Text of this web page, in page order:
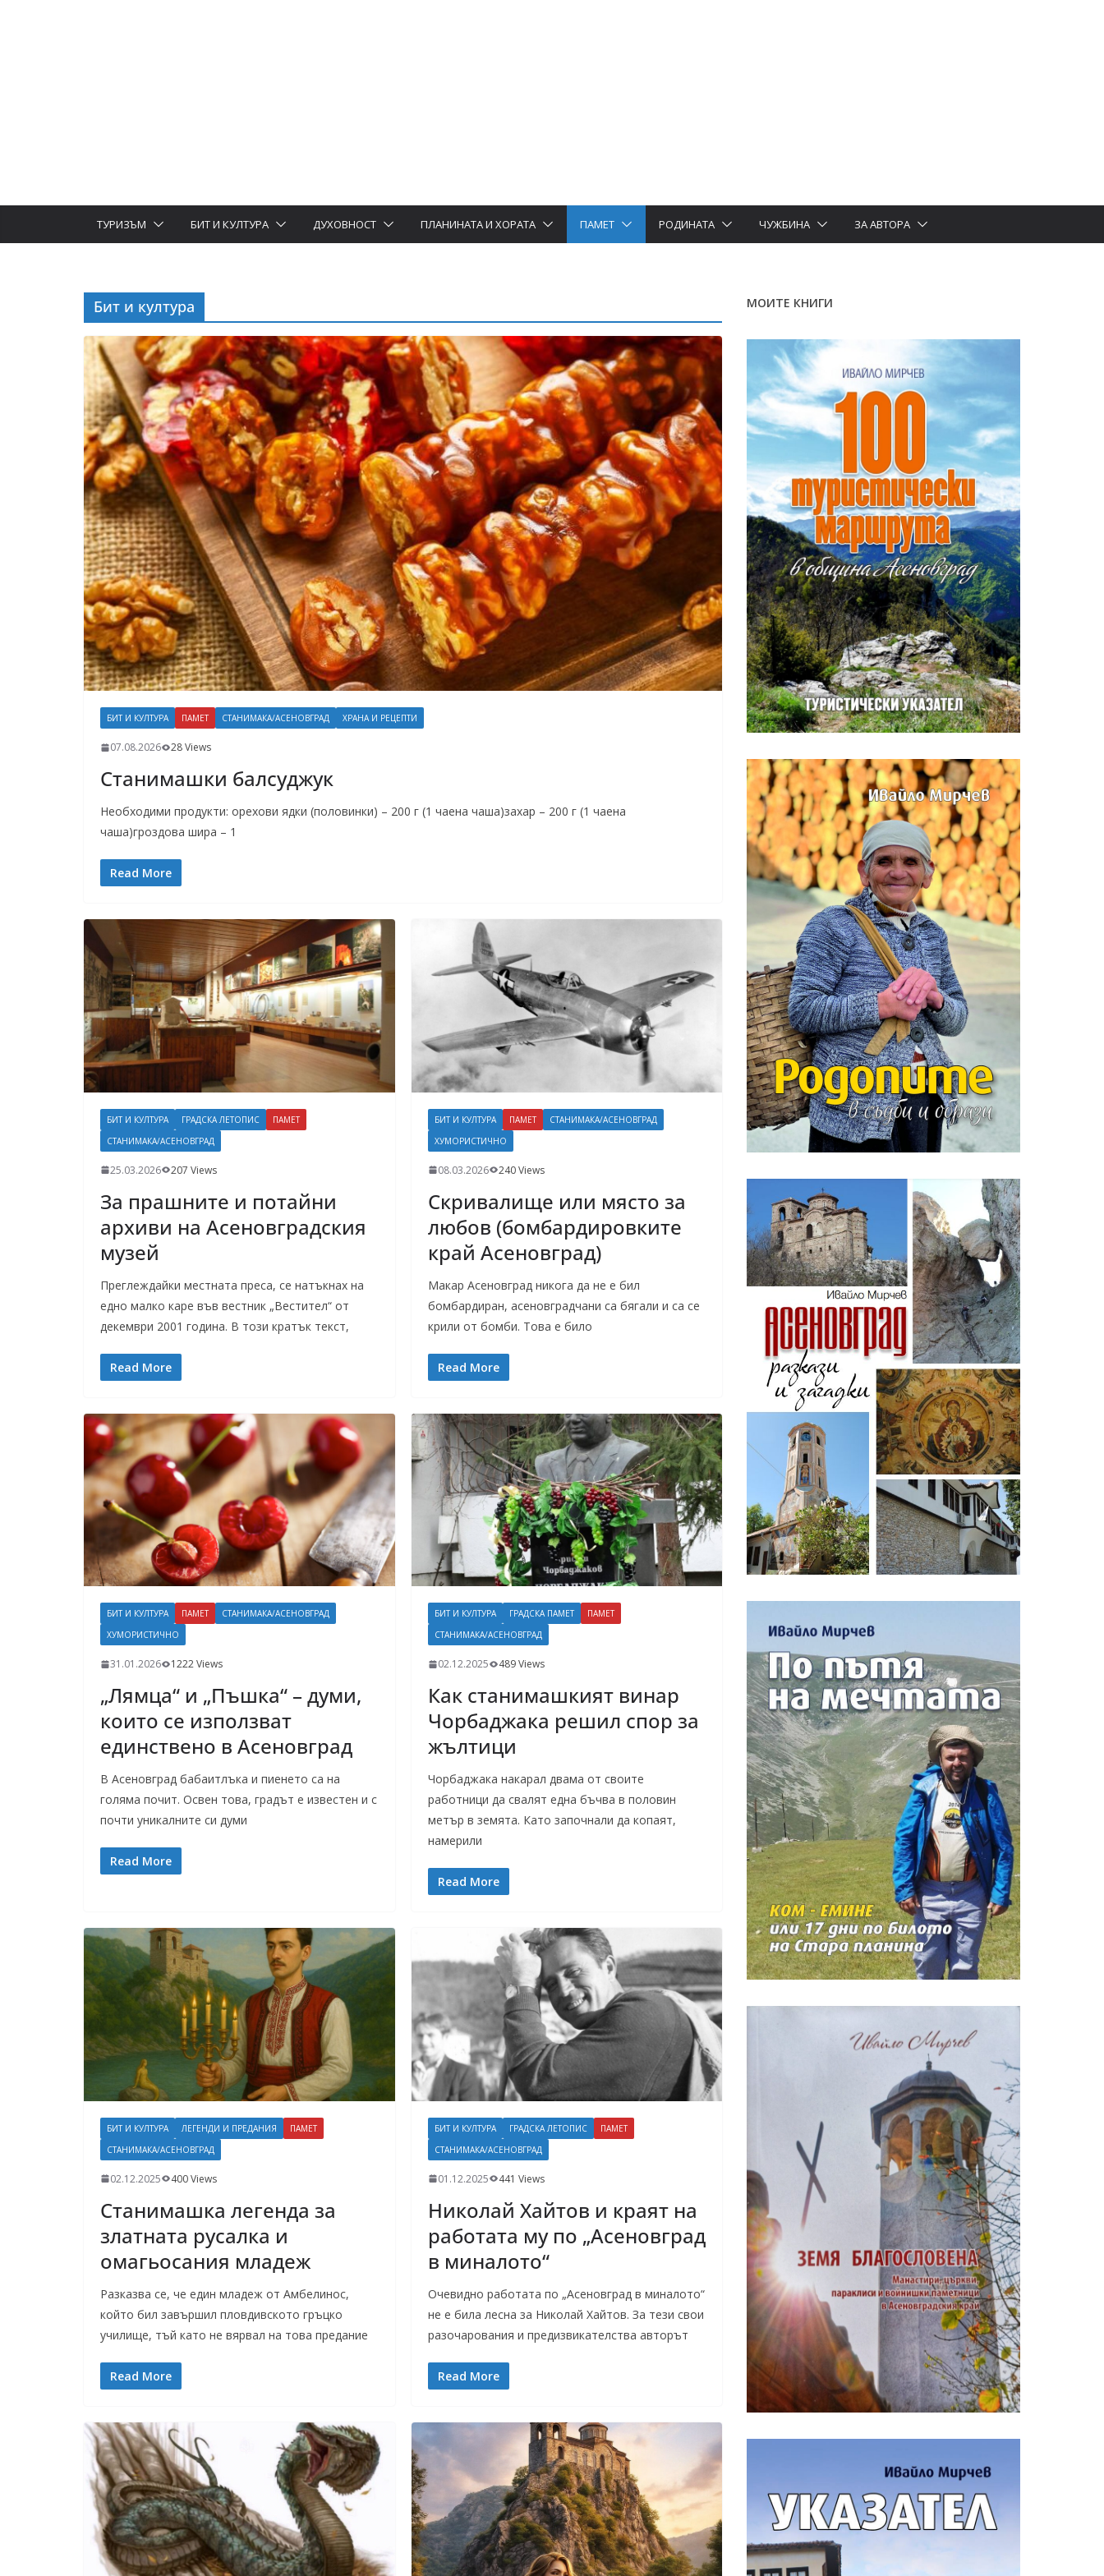
ТУРИЗЪМ БИТ И КУЛТУРА ДУХОВНОСТ ПЛАНИНАТА И ХОРАТА ПАМЕТ РОДИНАТА ЧУЖБИНА ЗА АВТОРА
Бит и култура
БИТ И КУЛТУРА ПАМЕТ СТАНИМАКА/АСЕНОВГРАД ХРАНА И РЕЦЕПТИ
07.08.2026 28 Views
Станимашки балсуджук
Необходими продукти: орехови ядки (половинки) – 200 г (1 чаена чаша)захар – 200 г (1 чаена
чаша)гроздова шира – 1
Read More
БИТ И КУЛТУРА ГРАДСКА ЛЕТОПИС
ПАМЕТ
СТАНИМАКА/АСЕНОВГРАД
25.03.2026 207 Views
За прашните и потайни
архиви на Асеновградския
музей
Преглеждайки местната преса, се натъкнах на
едно малко каре във вестник „Вестител“ от
декември 2001 година. В този кратък текст,
Read More
БИТ И КУЛТУРА ПАМЕТ
СТАНИМАКА/АСЕНОВГРАД
ХУМОРИСТИЧНО
08.03.2026 240 Views
Скривалище или място за
любов (бомбардировките
край Асеновград)
Макар Асеновград никога да не е бил
бомбардиран, асеновградчани са бягали и са се
крили от бомби. Това е било
Read More
БИТ И КУЛТУРА ПАМЕТ
СТАНИМАКА/АСЕНОВГРАД
ХУМОРИСТИЧНО
31.01.2026 1222 Views
„Лямца“ и „Пъшка“ – думи,
които се използват
единствено в Асеновград
В Асеновград бабаитлъка и пиенето са на
голяма почит. Освен това, градът е известен и с
почти уникалните си думи
Read More
БИТ И КУЛТУРА ГРАДСКА ПАМЕТ
ПАМЕТ
СТАНИМАКА/АСЕНОВГРАД
02.12.2025 489 Views
Как станимашкият винар
Чорбаджака решил спор за
жълтици
Чорбаджака накарал двама от своите
работници да свалят една бъчва в половин
метър в земята. Като започнали да копаят,
намерили
Read More
БИТ И КУЛТУРА ЛЕГЕНДИ И ПРЕДАНИЯ
ПАМЕТ
СТАНИМАКА/АСЕНОВГРАД
02.12.2025 400 Views
Станимашка легенда за
златната русалка и
омагьосания младеж
Разказва се, че един младеж от Амбелинос,
който бил завършил пловдивското гръцко
училище, тъй като не вярвал на това предание
Read More
БИТ И КУЛТУРА ГРАДСКА ЛЕТОПИС
ПАМЕТ
СТАНИМАКА/АСЕНОВГРАД
01.12.2025 441 Views
Николай Хайтов и краят на
работата му по „Асеновград
в миналото“
Очевидно работата по „Асеновград в миналото“
не е била лесна за Николай Хайтов. За тези свои
разочарования и предизвикателства авторът
Read More
МОИТЕ КНИГИ